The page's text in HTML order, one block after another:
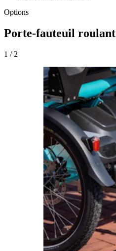
Options
Porte-fauteuil roulant
1 / 2